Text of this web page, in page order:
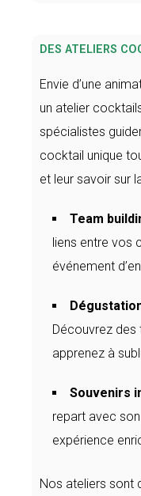
DES ATELIERS
Envie d’une
un atelier
spécialistes
cocktail unique
et leur savoir sur
Team
liens entre vos
événement
Découvrez des
apprenez à
Souvenirs
repart avec
expérience
Nos ateliers sont